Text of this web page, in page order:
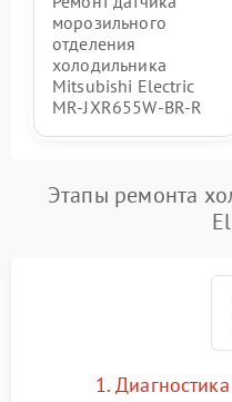
морозильного
отделения
холодильника
Mitsubishi Electric
MR-JXR655W-BR-R
Этапы ремонта
1.